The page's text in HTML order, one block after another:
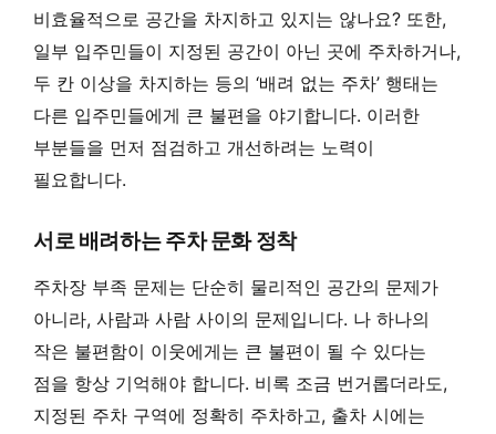
비효율적으로 공간을 차지하고 있지는 않나요? 또한,
일부 입주민들이 지정된 공간이 아닌 곳에 주차하거나,
두 칸 이상을 차지하는 등의 ‘배려 없는 주차’ 행태는
다른 입주민들에게 큰 불편을 야기합니다. 이러한
부분들을 먼저 점검하고 개선하려는 노력이
필요합니다.
서로 배려하는 주차 문화 정착
주차장 부족 문제는 단순히 물리적인 공간의 문제가
아니라, 사람과 사람 사이의 문제입니다. 나 하나의
작은 불편함이 이웃에게는 큰 불편이 될 수 있다는
점을 항상 기억해야 합니다. 비록 조금 번거롭더라도,
지정된 주차 구역에 정확히 주차하고, 출차 시에는